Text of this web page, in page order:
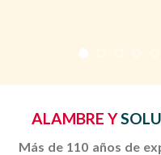
ALAMBRE Y
Más de 110 años de